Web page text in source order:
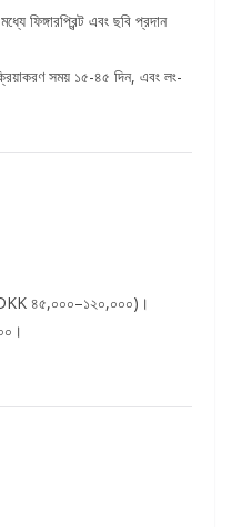
ফিঙ্গারপ্রিন্ট এবং ছবি প্রদান
সময় ১৫-৪৫ দিন, এবং লং-
৪৫,০০০–১২০,০০০)।